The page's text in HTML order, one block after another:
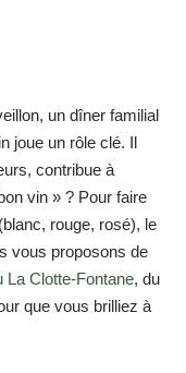
un dîner familial
joue un rôle clé. Il
contribue à
vin » ? Pour faire
rouge, rosé), le
vous proposons de
La Clotte-Fontane, du
que vous brilliez à